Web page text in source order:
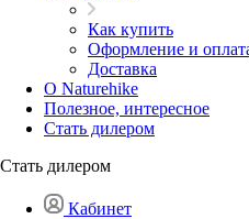
Как купить
Оформление и
Доставка
О Naturehike
Полезное, интересное
Стать дилером
Стать дилером
Кабинет